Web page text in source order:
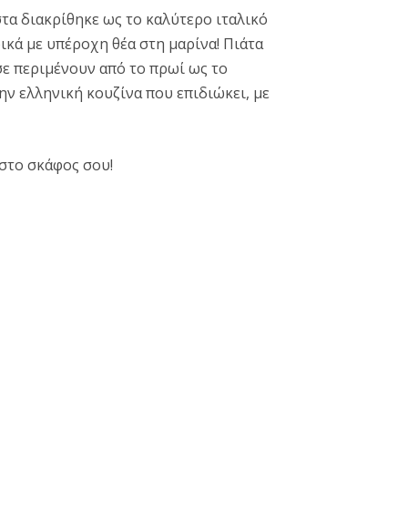
διακρίθηκε ως το καλύτερο ιταλικό
με υπέροχη θέα στη μαρίνα! Πιάτα
περιμένουν από το πρωί ως το
ελληνική κουζίνα που επιδιώκει, με
σκάφος σου!